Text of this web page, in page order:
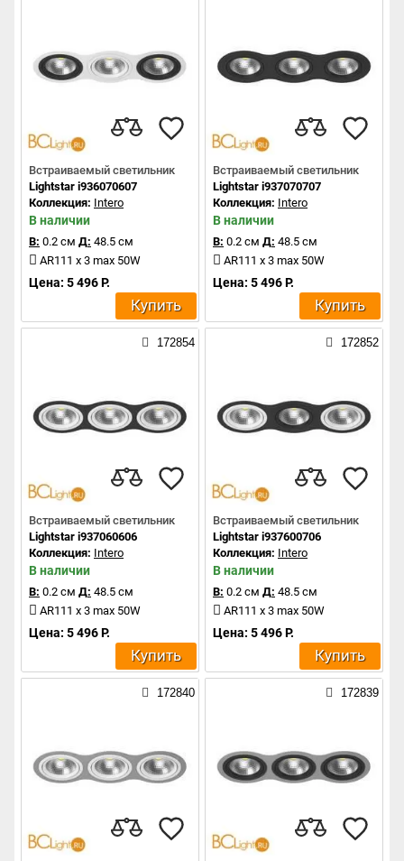
Встраиваемый светильник
Lightstar i936070607
Коллекция: Intero
В наличии
В: 0.2 см Д: 48.5 см
AR111 x 3 max 50W
Цена: 5 496 Р.
Купить
Встраиваемый светильник
Lightstar i937070707
Коллекция: Intero
В наличии
В: 0.2 см Д: 48.5 см
AR111 x 3 max 50W
Цена: 5 496 Р.
Купить
172854
Встраиваемый светильник
Lightstar i937060606
Коллекция: Intero
В наличии
В: 0.2 см Д: 48.5 см
AR111 x 3 max 50W
Цена: 5 496 Р.
Купить
172852
Встраиваемый светильник
Lightstar i937600706
Коллекция: Intero
В наличии
В: 0.2 см Д: 48.5 см
AR111 x 3 max 50W
Цена: 5 496 Р.
Купить
172840 172839